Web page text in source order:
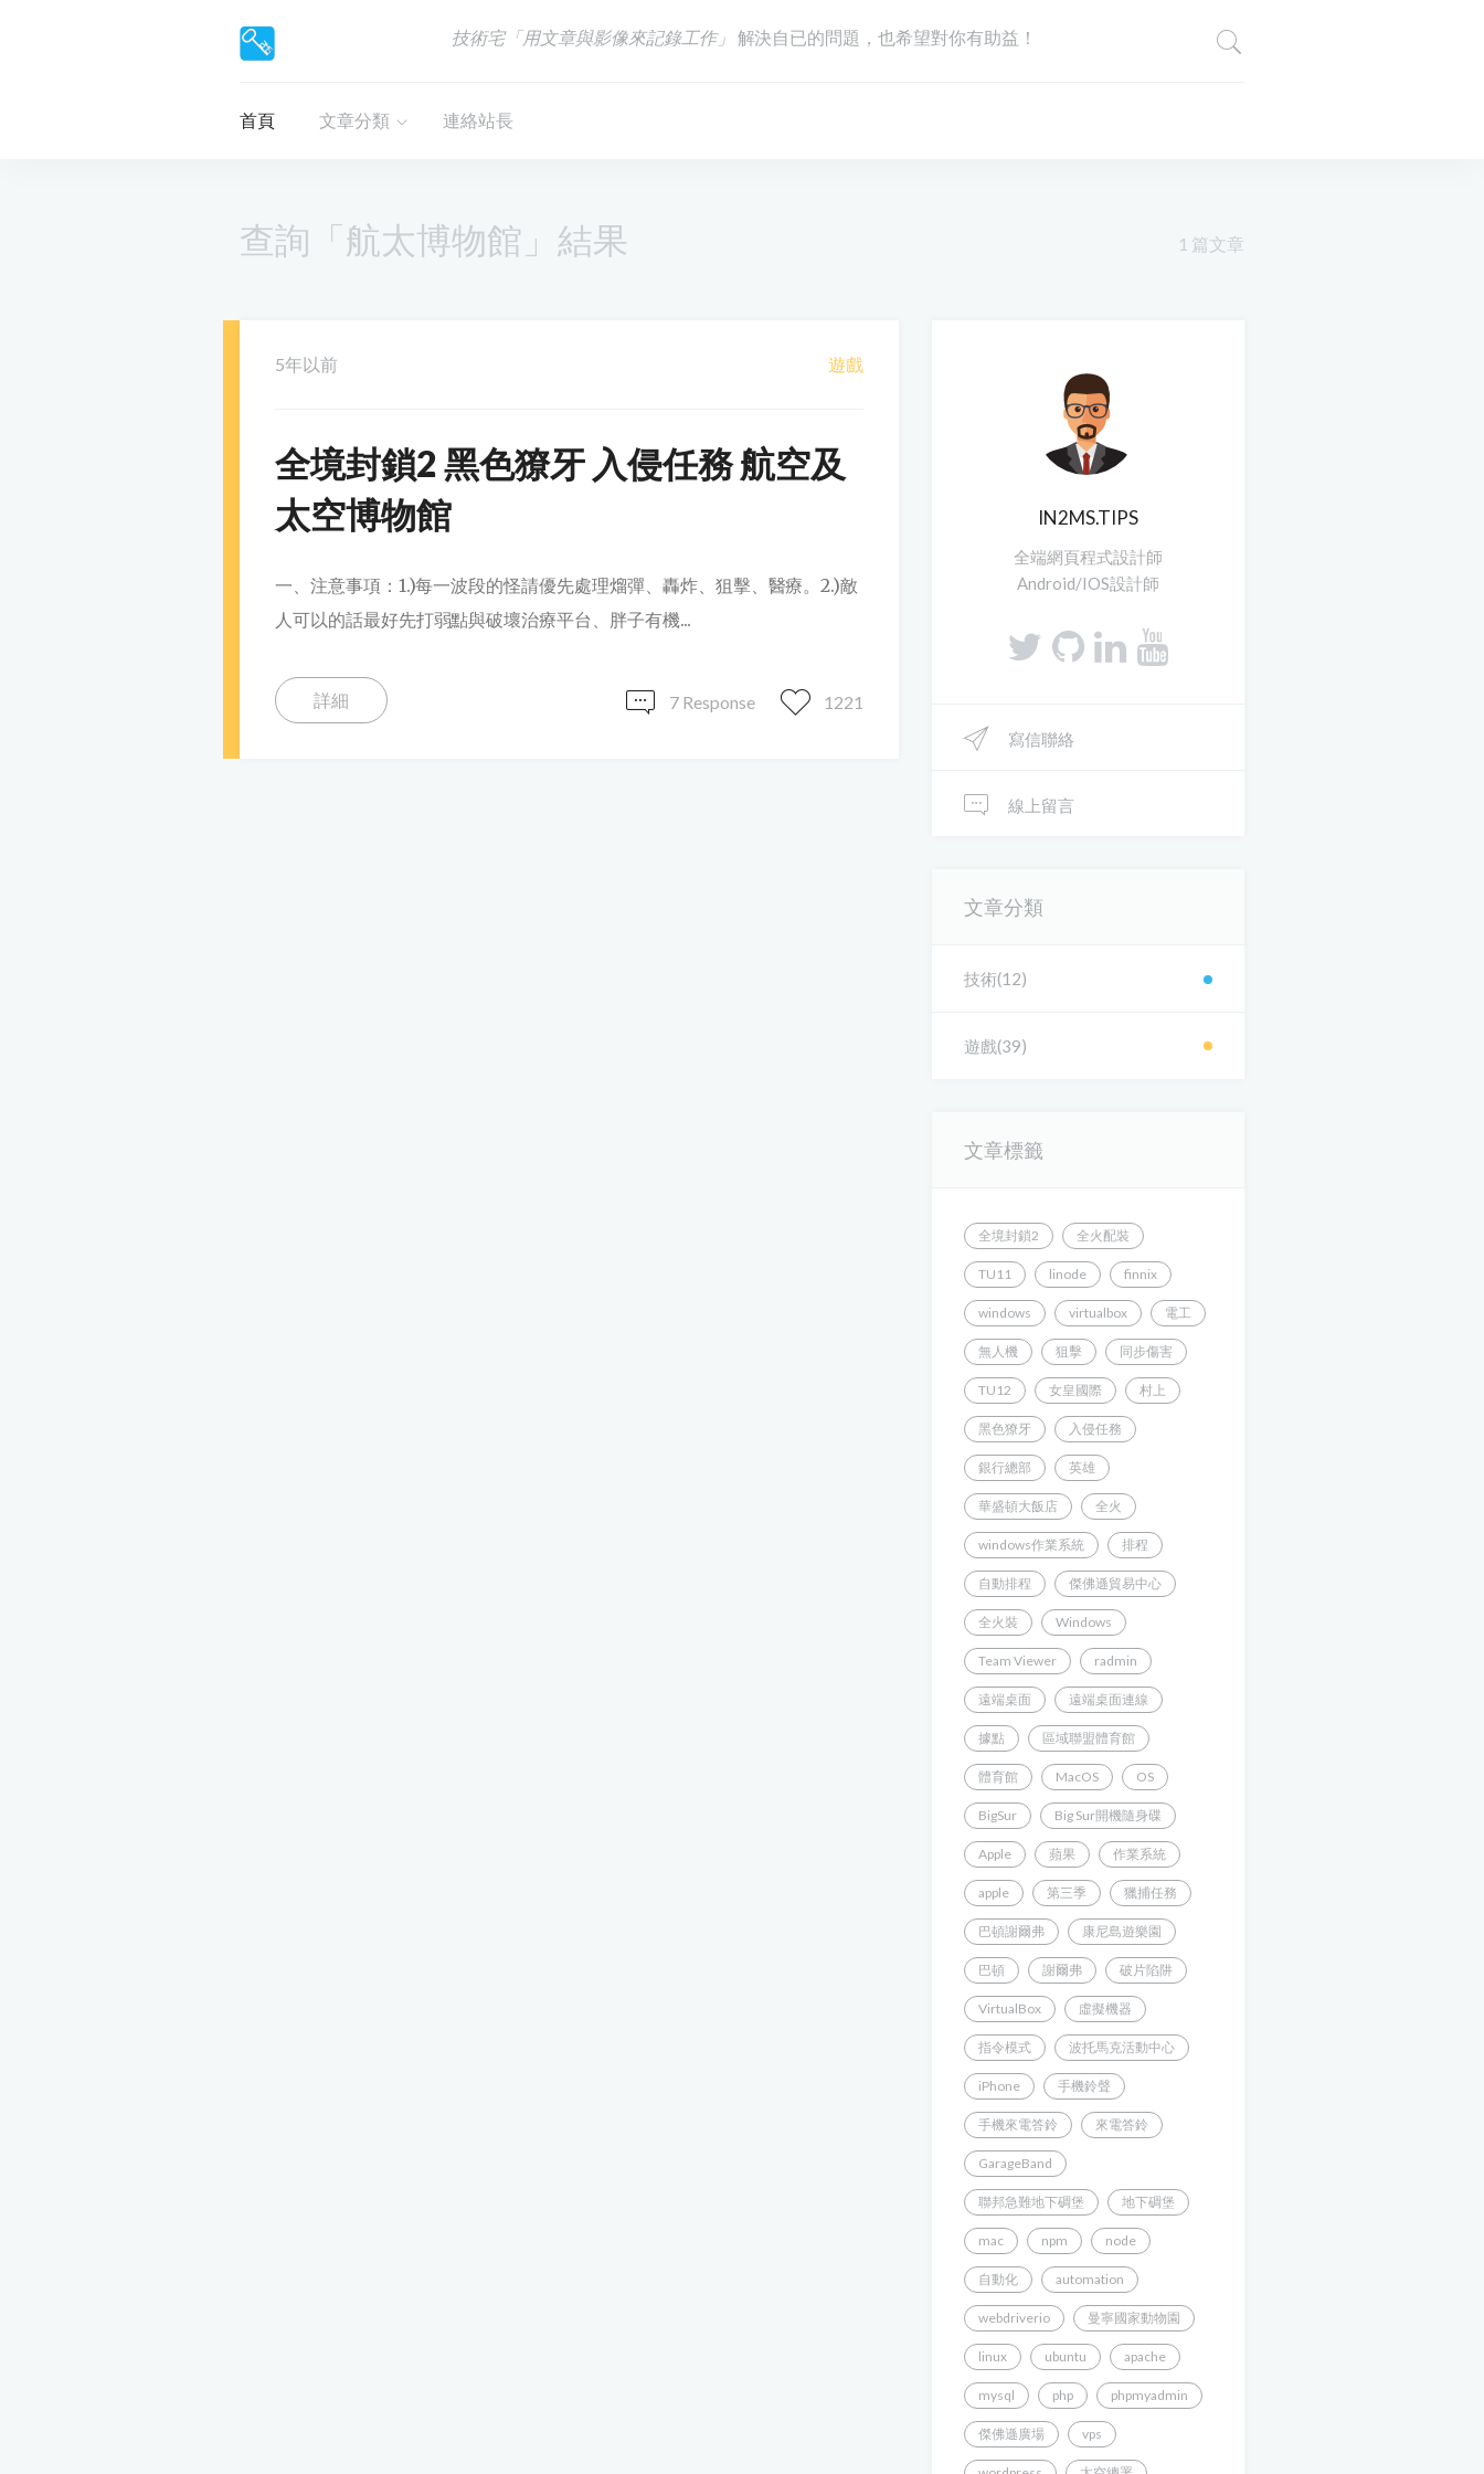
技術宅「用文章與影像來記錄工作」 解決自已的問題，也希望對你有助益！
首頁 文章分類 連絡站長
查詢「航太博物館」結果 1 篇文章
5年以前 遊戲
全境封鎖2 黑色獠牙 入侵任務 航空及
太空博物館
一、注意事項：1.)每一波段的怪請優先處理熘彈、轟炸、狙擊、醫療。2.)敵
人可以的話最好先打弱點與破壞治療平台、胖子有機...
7 Response 1221
詳細
IN2MS.TIPS
全端網頁程式設計師
Android/IOS設計師
寫信聯絡
線上留言
文章分類
技術(12)
遊戲(39)
文章標籤
全境封鎖2 全火配裝
TU11 linode finnix
windows virtualbox 電工
無人機 狙擊 同步傷害
TU12 女皇國際 村上
黑色獠牙 入侵任務
銀行總部 英雄
華盛頓大飯店 全火
windows作業系統 排程
自動排程 傑佛遜貿易中心
全火裝 Windows
Team Viewer radmin
遠端桌面 遠端桌面連線
據點 區域聯盟體育館
體育館 MacOS OS
BigSur Big Sur開機隨身碟
Apple 蘋果 作業系統
apple 第三季 獵捕任務
巴頓謝爾弗 康尼島遊樂園
巴頓 謝爾弗 破片陷阱
VirtualBox 虛擬機器
指令模式 波托馬克活動中心
iPhone 手機鈴聲
手機來電答鈴 來電答鈴
GarageBand
聯邦急難地下碉堡 地下碉堡
mac npm node
自動化 automation
webdriverio 曼寧國家動物園
linux ubuntu apache
mysql php phpmyadmin
傑佛遜廣場 vps